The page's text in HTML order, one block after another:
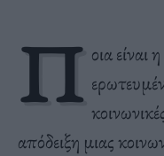
Π οια
απόδειξη μιας